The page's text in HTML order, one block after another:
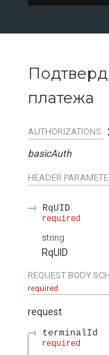
платежа
AUTHORIZATIONS:
basicAuth
HEADER
RqUID
required
string
RqUID
REQUEST BODY
required
request
terminalId
required